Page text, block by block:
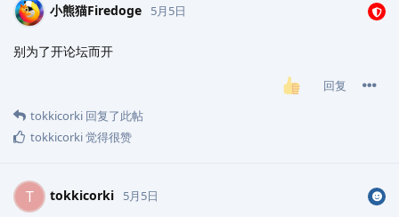
小熊猫Firedoge 5月5日
别为了开论坛而开
回复
tokkicorki 回复了此帖
tokkicorki觉得很赞
T tokkicorki 5月5日